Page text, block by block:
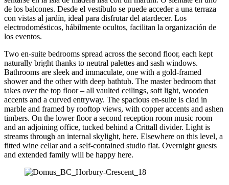
de los balcones. Desde el vestíbulo se puede acceder a una terraza
con vistas al jardín, ideal para disfrutar del atardecer. Los
electrodomésticos, hábilmente ocultos, facilitan la organización de
los eventos.
Two en-suite bedrooms spread across the second floor, each kept
naturally bright thanks to neutral palettes and sash windows.
Bathrooms are sleek and immaculate, one with a gold-framed
shower and the other with deep bathtub. The master bedroom that
takes over the top floor – all vaulted ceilings, soft light, wooden
accents and a curved entryway. The spacious en-suite is clad in
marble and framed by rooftop views, with copper accents and ashen
timbers. On the lower floor a second reception room music room
and an adjoining office, tucked behind a Crittall divider. Light is
streams through an internal skylight, here. Elsewhere on this level, a
fitted wine cellar and a self-contained studio flat. Overnight guests
and extended family will be happy here.